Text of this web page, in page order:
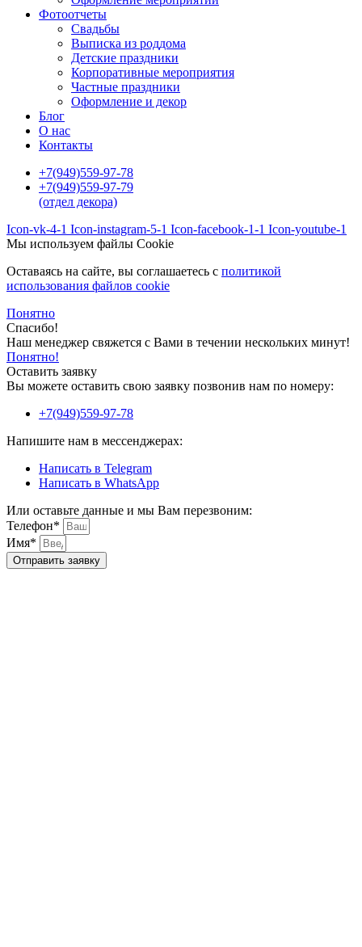
Фотоотчеты
Cвадьбы
Выписка из роддома
Детские праздники
Корпоративные мероприятия
Частные праздники
Оформление и декор
Блог
О нас
Контакты
+7(949)559-97-78
+7(949)559-97-79
(отдел декора)
Icon-vk-4-1 Icon-instagram-5-1 Icon-facebook-1-1 Icon-youtube-1
Мы используем файлы Cookie
Оставаясь на сайте, вы соглашаетесь c политикой
использования файлов cookie
Понятно
Спасибо!
Наш менеджер свяжется с Вами в течении нескольких минут!
Понятно!
Оставить заявку
Вы можете оставить свою заявку позвонив нам по номеру:
+7(949)559-97-78
Напишите нам в мессенджерах:
Написать в Telegram
Написать в WhatsApp
Или оставьте данные и мы Вам перезвоним:
Телефон*
Имя*
Отправить заявку